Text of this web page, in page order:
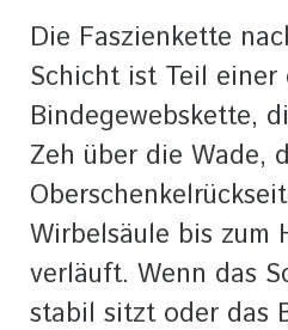
Die Faszienkette
Schicht ist Teil einer
Bindegewebskette,
Zeh über die Wade,
Wirbelsäule bis zum
verläuft. Wenn das
stabil sitzt oder das